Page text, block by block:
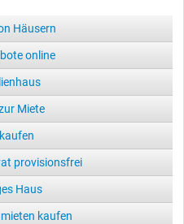
Häusern
online
Miete
provisionsfrei
Haus
kaufen